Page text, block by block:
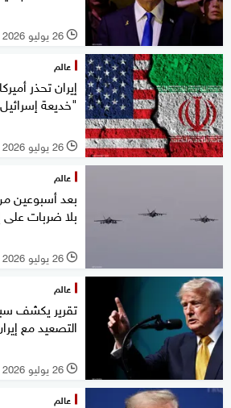
l 26 يوليو 2026
عالم
إيران تحذر
"خديعة
l 26 يوليو 2026
عالم
بعد أسبوعين
بلا ضربات على
l 26 يوليو 2026
عالم
تقرير يكشف
التصعيد مع
l 26 يوليو 2026
عالم